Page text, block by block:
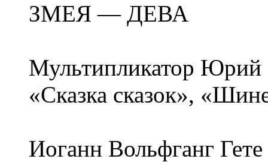
ЗМЕЯ — ДЕВА
Мультипликатор
«Сказка сказок»,
Иоганн Вольфганг